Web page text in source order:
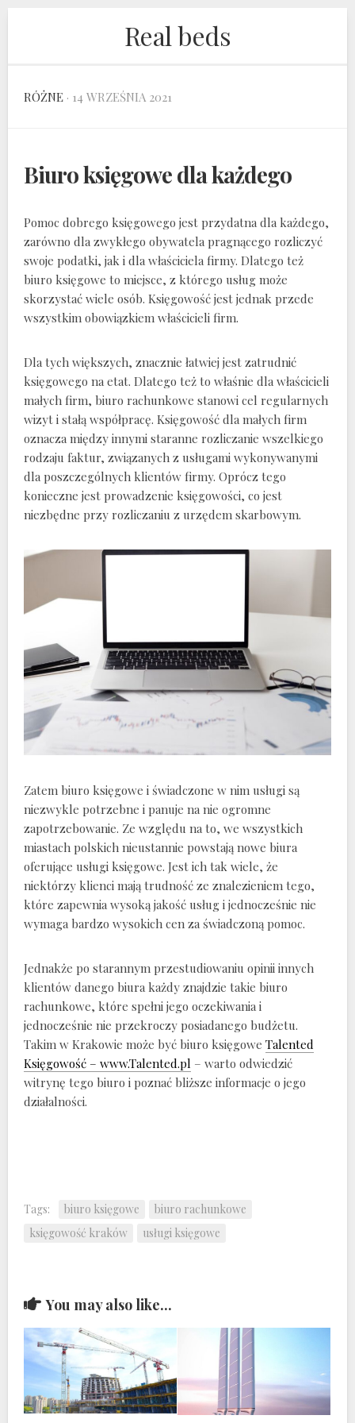
Real beds
RÓŻNE · 14 WRZEŚNIA 2021
Biuro księgowe dla każdego
Pomoc dobrego księgowego jest przydatna dla każdego,
zarówno dla zwykłego obywatela pragnącego rozliczyć
swoje podatki, jak i dla właściciela firmy. Dlatego też
biuro księgowe to miejsce, z którego usług może
skorzystać wiele osób. Księgowość jest jednak przede
wszystkim obowiązkiem właścicieli firm.
Dla tych większych, znacznie łatwiej jest zatrudnić
księgowego na etat. Dlatego też to właśnie dla właścicieli
małych firm, biuro rachunkowe stanowi cel regularnych
wizyt i stałą współpracę. Księgowość dla małych firm
oznacza między innymi staranne rozliczanie wszelkiego
rodzaju faktur, związanych z usługami wykonywanymi
dla poszczególnych klientów firmy. Oprócz tego
konieczne jest prowadzenie księgowości, co jest
niezbędne przy rozliczaniu z urzędem skarbowym.
Zatem biuro księgowe i świadczone w nim usługi są
niezwykle potrzebne i panuje na nie ogromne
zapotrzebowanie. Ze względu na to, we wszystkich
miastach polskich nieustannie powstają nowe biura
oferujące usługi księgowe. Jest ich tak wiele, że
niektórzy klienci mają trudność ze znalezieniem tego,
które zapewnia wysoką jakość usług i jednocześnie nie
wymaga bardzo wysokich cen za świadczoną pomoc.
Jednakże po starannym przestudiowaniu opinii innych
klientów danego biura każdy znajdzie takie biuro
rachunkowe, które spełni jego oczekiwania i
jednocześnie nie przekroczy posiadanego budżetu.
Takim w Krakowie może być biuro księgowe Talented
Księgowość – www.Talented.pl – warto odwiedzić
witrynę tego biuro i poznać bliższe informacje o jego
działalności.
Tags: biuro księgowe
biuro rachunkowe
księgowość kraków
usługi księgowe
You may also like...